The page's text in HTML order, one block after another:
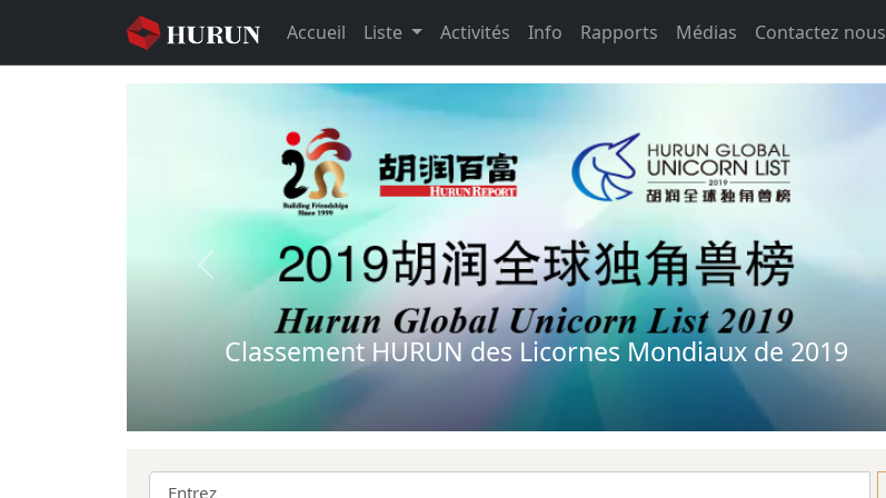
Accueil Liste Activités Info Rapports Médias Contactez nous
Classement HURUN des Licornes Mondiaux de 2019